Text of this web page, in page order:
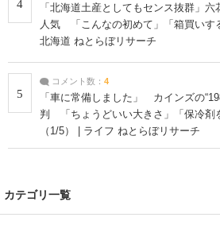
4
「北海道土産としてもセンス抜群」六
人気 「こんなの初めて」「箱買いす
北海道 ねとらぼリサーチ
5
コメント数： 4
「車に常備しました」 カインズの
判 「ちょうどいい大きさ」「保冷剤
（1/5） | ライフ ねとらぼリサーチ
カテゴリ一覧